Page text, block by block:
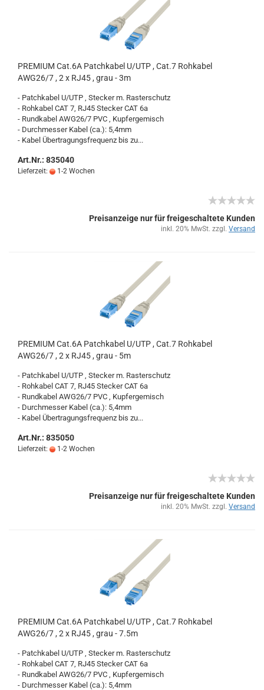
PRE­MI­UM Cat.6A Patch­ka­bel U/UTP , Cat.7 Roh­ka­bel
AWG26/7 , 2 x RJ45 , grau - 3m
- Patch­ka­bel U/UTP , Ste­cker m. Ras­ter­schutz
- Roh­ka­bel CAT 7, RJ45 Ste­cker CAT 6a
- Rund­ka­bel AWG26/7 PVC , Kup­fer­ge­misch
- Durch­mes­ser Kabel (ca.): 5,4mm
- Kabel Über­tra­gungs­fre­quenz bis zu...
Art.Nr.: 835040
Lieferzeit: 1-2 Wochen
Preisanzeige nur für freigeschaltete Kunden
inkl. 20% MwSt. zzgl. Versand
PRE­MI­UM Cat.6A Patch­ka­bel U/UTP , Cat.7 Roh­ka­bel
AWG26/7 , 2 x RJ45 , grau - 5m
- Patch­ka­bel U/UTP , Ste­cker m. Ras­ter­schutz
- Roh­ka­bel CAT 7, RJ45 Ste­cker CAT 6a
- Rund­ka­bel AWG26/7 PVC , Kup­fer­ge­misch
- Durch­mes­ser Kabel (ca.): 5,4mm
- Kabel Über­tra­gungs­fre­quenz bis zu...
Art.Nr.: 835050
Lieferzeit: 1-2 Wochen
Preisanzeige nur für freigeschaltete Kunden
inkl. 20% MwSt. zzgl. Versand
PRE­MI­UM Cat.6A Patch­ka­bel U/UTP , Cat.7 Roh­ka­bel
AWG26/7 , 2 x RJ45 , grau - 7.5m
- Patch­ka­bel U/UTP , Ste­cker m. Ras­ter­schutz
- Roh­ka­bel CAT 7, RJ45 Ste­cker CAT 6a
- Rund­ka­bel AWG26/7 PVC , Kup­fer­ge­misch
- Durch­mes­ser Kabel (ca.): 5,4mm